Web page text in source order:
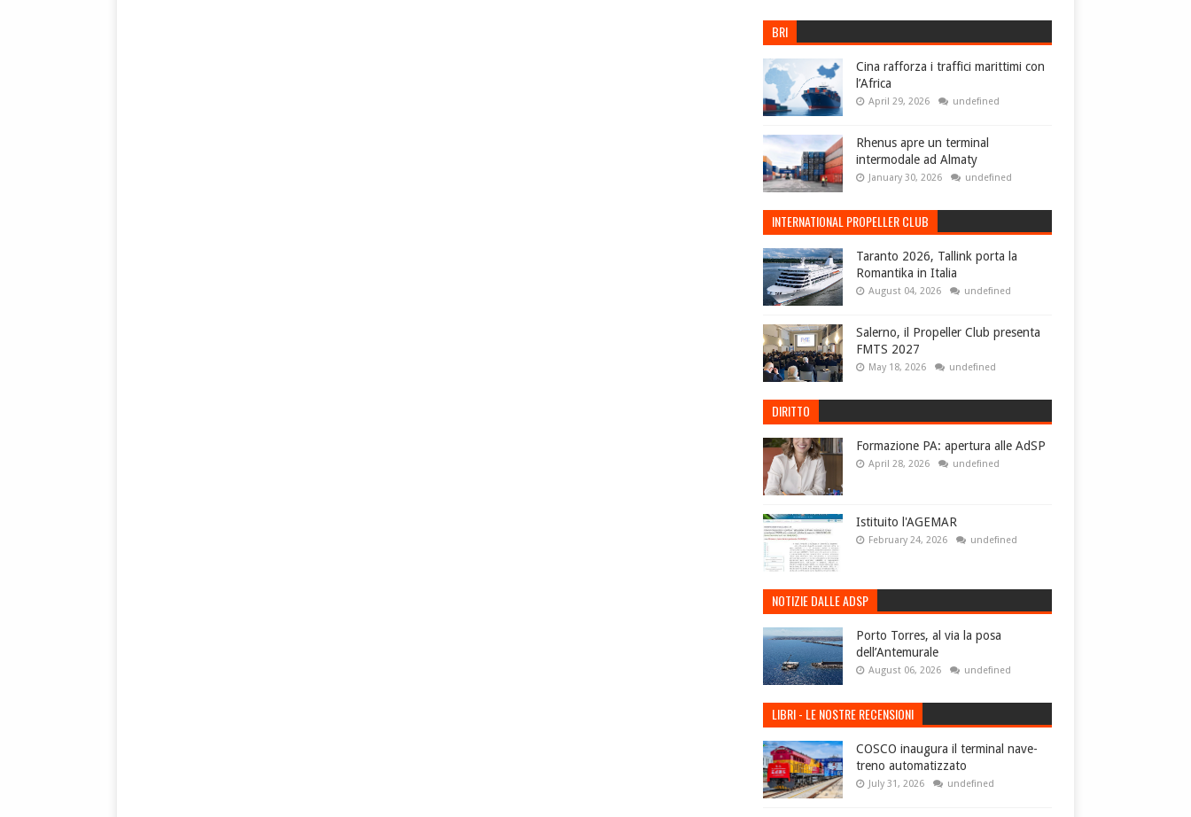
BRI
Cina rafforza i traffici marittimi con
l’Africa
April 29, 2026 undefined
Rhenus apre un terminal
intermodale ad Almaty
January 30, 2026 undefined
INTERNATIONAL PROPELLER CLUB
Taranto 2026, Tallink porta la
Romantika in Italia
August 04, 2026 undefined
Salerno, il Propeller Club presenta
FMTS 2027
May 18, 2026 undefined
DIRITTO
Formazione PA: apertura alle AdSP
April 28, 2026 undefined
Istituito l'AGEMAR
February 24, 2026 undefined
NOTIZIE DALLE ADSP
Porto Torres, al via la posa
dell’Antemurale
August 06, 2026 undefined
LIBRI - LE NOSTRE RECENSIONI
COSCO inaugura il terminal nave-
treno automatizzato
July 31, 2026 undefined